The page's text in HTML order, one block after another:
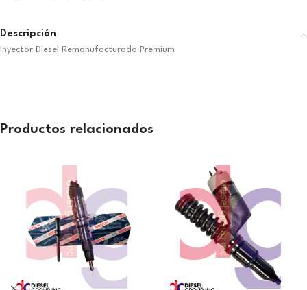
Descripción
Inyector Diesel Remanufacturado Premium
Productos relacionados